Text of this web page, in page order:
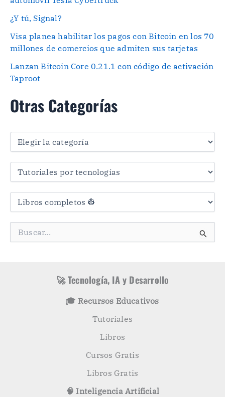
¿Y tú, Signal?
Visa planea habilitar los pagos con Bitcoin en los 70
millones de comercios que admiten sus tarjetas
Lanzan Bitcoin Core 0.21.1 con código de activación
Taproot
Otras Categorías
O
a
a
🚀 Tecnología, IA y Desarrollo
🎓 Recursos Educativos
Tutoriales
Libros
Cursos Gratis
Libros Gratis
🧠 Inteligencia Artificial